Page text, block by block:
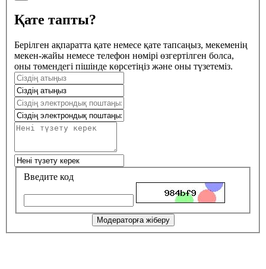
Қате тапты?
Берілген ақпаратта қате немесе қате тапсаңыз, мекеменің
мекен-жайы немесе телефон нөмірі өзгертілген болса,
оны төмендегі пішінде көрсетіңіз және оны түзетеміз.
Введите код
Модераторға жіберу